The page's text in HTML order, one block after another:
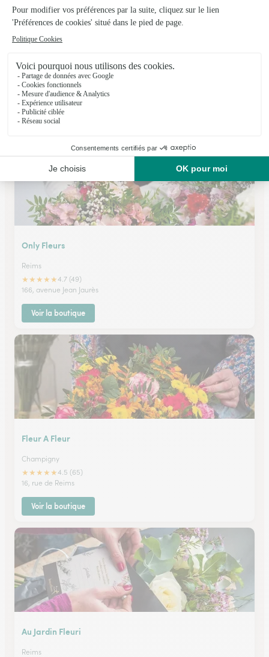
Reims
★★★★★4.1 (133)
37 bis, avenue Jean Jaurès
Voir la boutique
Only Fleurs
Reims
★★★★★4.7 (49)
166, avenue Jean Jaurès
Voir la boutique
Fleur A Fleur
Champigny
★★★★★4.5 (65)
16, rue de Reims
Voir la boutique
Au Jardin Fleuri
Reims